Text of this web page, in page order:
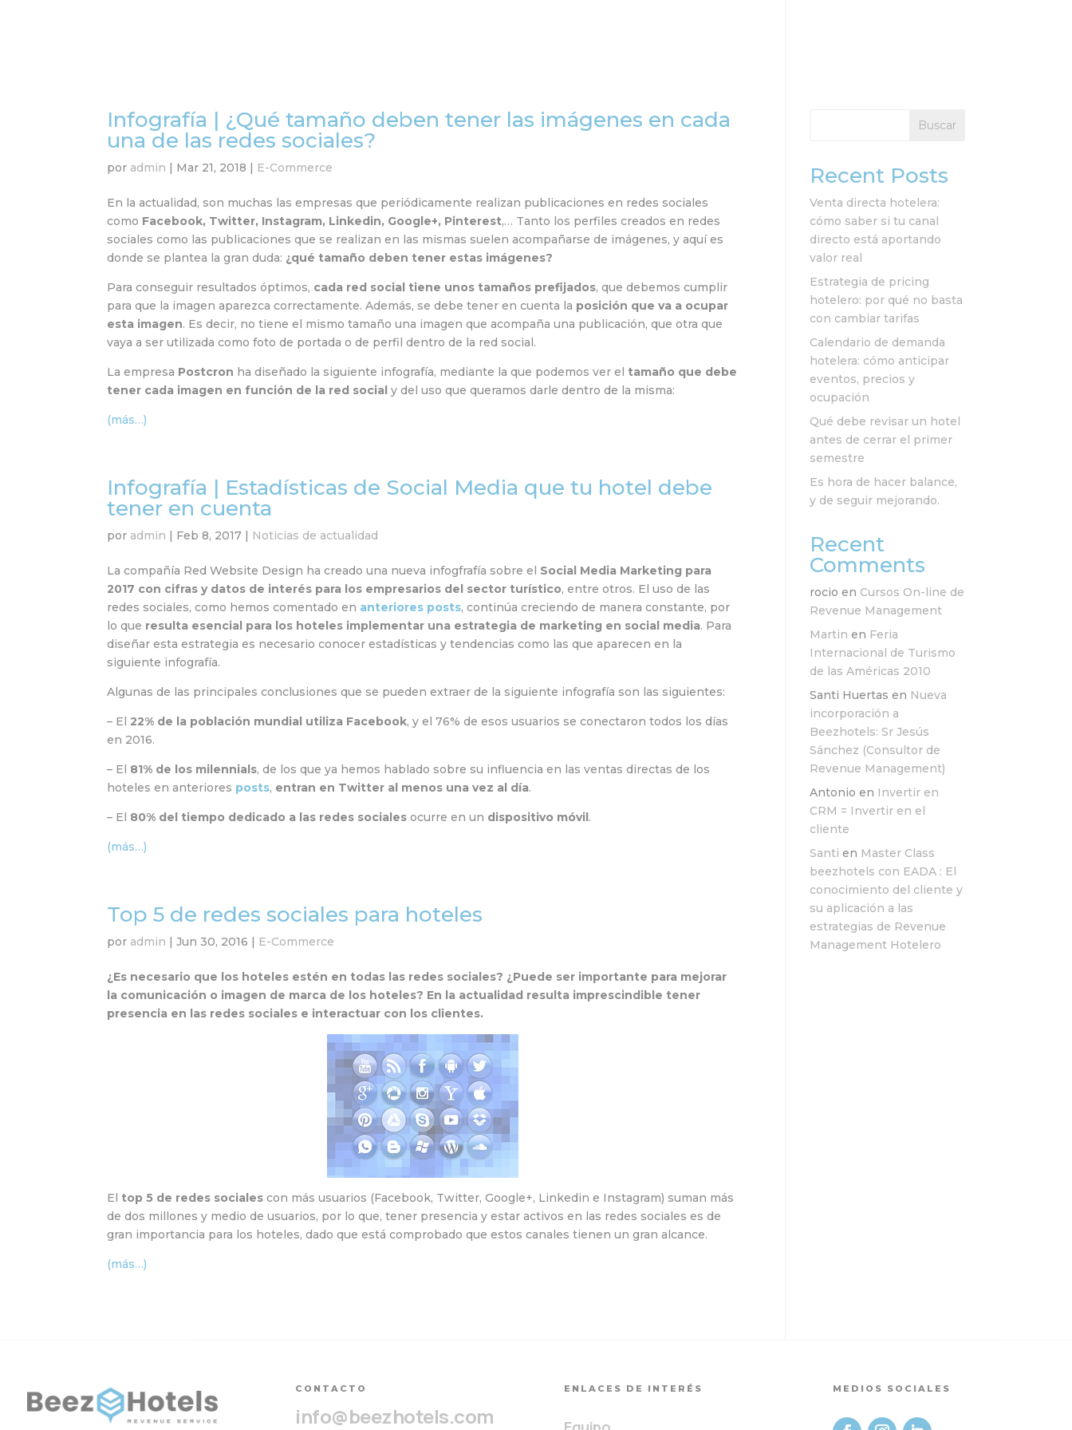
Infografía | ¿Qué tamaño deben tener las imágenes en cada
una de las redes sociales?
por admin | Mar 21, 2018 | E-Commerce
En la actualidad, son muchas las empresas que periódicamente realizan publicaciones en redes sociales
como Facebook, Twitter, Instagram, Linkedin, Google+, Pinterest,… Tanto los perfiles creados en redes
sociales como las publicaciones que se realizan en las mismas suelen acompañarse de imágenes, y aquí es
donde se plantea la gran duda: ¿qué tamaño deben tener estas imágenes?
Para conseguir resultados óptimos, cada red social tiene unos tamaños prefijados, que debemos cumplir
para que la imagen aparezca correctamente. Además, se debe tener en cuenta la posición que va a ocupar
esta imagen. Es decir, no tiene el mismo tamaño una imagen que acompaña una publicación, que otra que
vaya a ser utilizada como foto de portada o de perfil dentro de la red social.
La empresa Postcron ha diseñado la siguiente infografía, mediante la que podemos ver el tamaño que debe
tener cada imagen en función de la red social y del uso que queramos darle dentro de la misma:
(más…)
Infografía | Estadísticas de Social Media que tu hotel debe
tener en cuenta
por admin | Feb 8, 2017 | Noticias de actualidad
La compañía Red Website Design ha creado una nueva infogfrafía sobre el Social Media Marketing para
2017 con cifras y datos de interés para los empresarios del sector turístico, entre otros. El uso de las
redes sociales, como hemos comentado en anteriores posts, continúa creciendo de manera constante, por
lo que resulta esencial para los hoteles implementar una estrategia de marketing en social media. Para
diseñar esta estrategia es necesario conocer estadísticas y tendencias como las que aparecen en la
siguiente infografía.
Algunas de las principales conclusiones que se pueden extraer de la siguiente infografía son las siguientes:
– El 22% de la población mundial utiliza Facebook, y el 76% de esos usuarios se conectaron todos los días
en 2016.
– El 81% de los milennials, de los que ya hemos hablado sobre su influencia en las ventas directas de los
hoteles en anteriores posts, entran en Twitter al menos una vez al día.
– El 80% del tiempo dedicado a las redes sociales ocurre en un dispositivo móvil.
(más…)
Top 5 de redes sociales para hoteles
por admin |Jun 30, 2016 | E-Commerce
¿Es necesario que los hoteles estén en todas las redes sociales? ¿Puede ser importante para mejorar
la comunicación o imagen de marca de los hoteles? En la actualidad resulta imprescindible tener
presencia en las redes sociales e interactuar con los clientes.
El top 5 de redes sociales con más usuarios (Facebook, Twitter, Google+, Linkedin e Instagram) suman más
de dos millones y medio de usuarios, por lo que, tener presencia y estar activos en las redes sociales es de
gran importancia para los hoteles, dado que está comprobado que estos canales tienen un gran alcance.
(más…)
Buscar
Recent Posts
Venta directa hotelera:
cómo saber si tu canal
directo está aportando
valor real
Estrategia de pricing
hotelero: por qué no basta
con cambiar tarifas
Calendario de demanda
hotelera: cómo anticipar
eventos, precios y
ocupación
Qué debe revisar un hotel
antes de cerrar el primer
semestre
Es hora de hacer balance,
y de seguir mejorando.
Recent
Comments
rocio en Cursos On-line de
Revenue Management
Martin en Feria
Internacional de Turismo
de las Américas 2010
Santi Huertas en Nueva
incorporación a
Beezhotels: Sr Jesús
Sánchez (Consultor de
Revenue Management)
Antonio en Invertir en
CRM = Invertir en el
cliente
Santi en Master Class
beezhotels con EADA : El
conocimiento del cliente y
su aplicación a las
estrategias de Revenue
Management Hotelero
CONTACTO
info@beezhotels.com
ENLACES DE INTERÉS MEDIOS SOCIALES